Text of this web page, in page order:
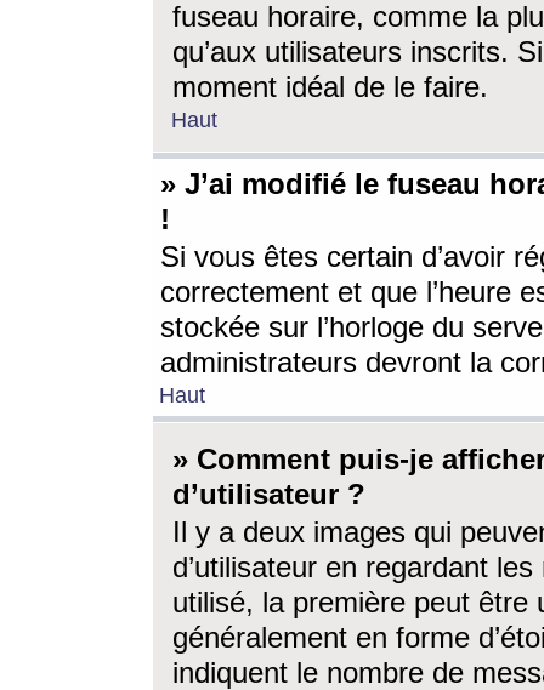
fuseau horaire, comme la
qu’aux utilisateurs inscrits.
moment idéal de le faire.
Haut
» J’ai modifié le fuseau
!
Si vous êtes certain d’avoir
correctement et que l’heure
stockée sur l’horloge du
administrateurs devront la
Haut
» Comment puis-je
d’utilisateur ?
Il y a deux images qui
d’utilisateur en regardant
utilisé, la première peut être
généralement en forme
indiquent le nombre de